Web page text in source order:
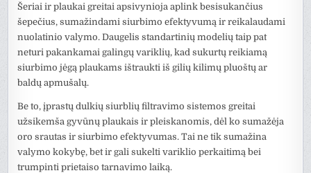
Šeriai ir plaukai greitai apsivynioja aplink besisukančius
šepečius, sumažindami siurbimo efektyvumą ir reikalaudami
nuolatinio valymo. Daugelis standartinių modelių taip pat
neturi pakankamai galingų variklių, kad sukurtų reikiamą
siurbimo jėgą plaukams ištraukti iš gilių kilimų pluoštų ar
baldų apmušalų.
Be to, įprastų dulkių siurblių filtravimo sistemos greitai
užsikemša gyvūnų plaukais ir pleiskanomis, dėl ko sumažėja
oro srautas ir siurbimo efektyvumas. Tai ne tik sumažina
valymo kokybę, bet ir gali sukelti variklio perkaitimą bei
trumpinti prietaiso tarnavimo laiką.